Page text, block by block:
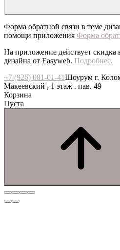
Форма обратной связи в теме
помощи приложения Форма
На приложение действует скидка
дизайна от Easyweb. Подробнее.
+7 (926) 081-01-41Шоурум г.
Макеевский , 1 этаж . пав. 49
Корзина
Пуста